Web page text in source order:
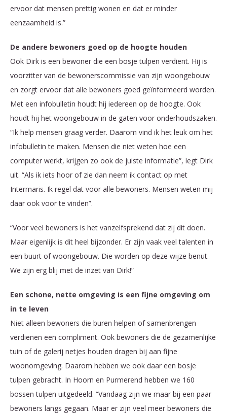
ervoor dat mensen prettig wonen en dat er minder
eenzaamheid is.”
De andere bewoners goed op de hoogte houden
Ook Dirk is een bewoner die een bosje tulpen verdient. Hij is
voorzitter van de bewonerscommissie van zijn woongebouw
en zorgt ervoor dat alle bewoners goed geïnformeerd worden.
Met een infobulletin houdt hij iedereen op de hoogte. Ook
houdt hij het woongebouw in de gaten voor onderhoudszaken.
“Ik help mensen graag verder. Daarom vind ik het leuk om het
infobulletin te maken. Mensen die niet weten hoe een
computer werkt, krijgen zo ook de juiste informatie”, legt Dirk
uit. “Als ik iets hoor of zie dan neem ik contact op met
Intermaris. Ik regel dat voor alle bewoners. Mensen weten mij
daar ook voor te vinden”.
“Voor veel bewoners is het vanzelfsprekend dat zij dit doen.
Maar eigenlijk is dit heel bijzonder. Er zijn vaak veel talenten in
een buurt of woongebouw. Die worden op deze wijze benut.
We zijn erg blij met de inzet van Dirk!”
Een schone, nette omgeving is een fijne omgeving om
in te leven
Niet alleen bewoners die buren helpen of samenbrengen
verdienen een compliment. Ook bewoners die de gezamenlijke
tuin of de galerij netjes houden dragen bij aan fijne
woonomgeving. Daarom hebben we ook daar een bosje
tulpen gebracht. In Hoorn en Purmerend hebben we 160
bossen tulpen uitgedeeld. “Vandaag zijn we maar bij een paar
bewoners langs gegaan. Maar er zijn veel meer bewoners die